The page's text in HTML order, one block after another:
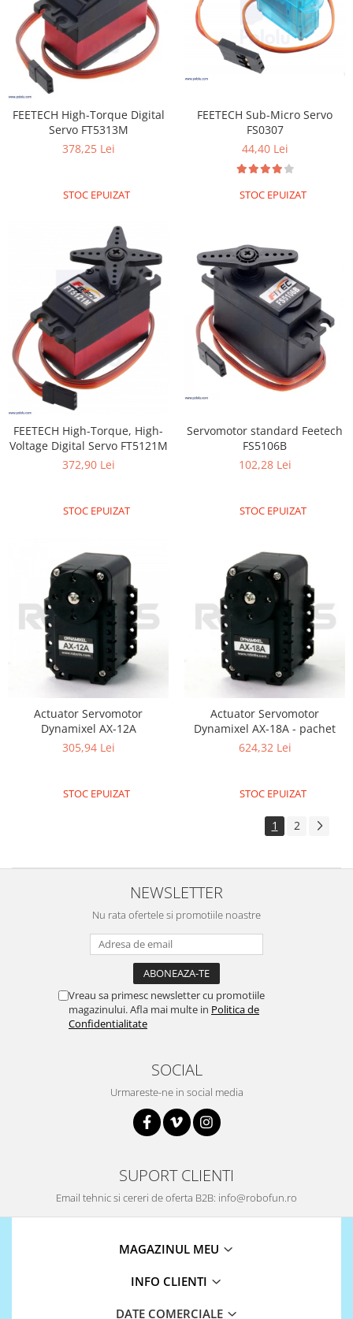
FEETECH High-Torque Digital
Servo FT5313M
378,25 Lei
STOC EPUIZAT
FEETECH Sub-Micro Servo
FS0307
44,40 Lei
STOC EPUIZAT
FEETECH High-Torque, High-
Voltage Digital Servo FT5121M
372,90 Lei
STOC EPUIZAT
Servomotor standard Feetech
FS5106B
102,28 Lei
STOC EPUIZAT
Actuator Servomotor
Dynamixel AX-12A
305,94 Lei
STOC EPUIZAT
Actuator Servomotor
Dynamixel AX-18A - pachet
624,32 Lei
STOC EPUIZAT
1 2
NEWSLETTER
Nu rata ofertele si promotiile noastre
Vreau sa primesc newsletter cu promotiile
magazinului. Afla mai multe in Politica de
Confidentialitate
SOCIAL
Urmareste-ne in social media
SUPORT CLIENTI
Email tehnic si cereri de oferta B2B: info@robofun.ro
MAGAZINUL MEU
INFO CLIENTI
DATE COMERCIALE